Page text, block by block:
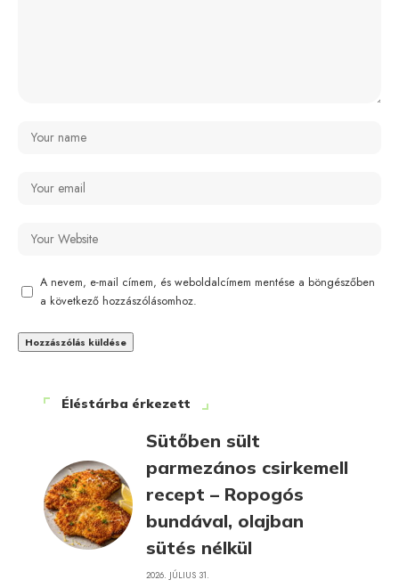
A nevem, e-mail címem, és weboldalcímem mentése a böngészőben
a következő hozzászólásomhoz.
Éléstárba érkezett
Sütőben sült
parmezános csirkemell
recept – Ropogós
bundával, olajban
sütés nélkül
2026. JÚLIUS 31.